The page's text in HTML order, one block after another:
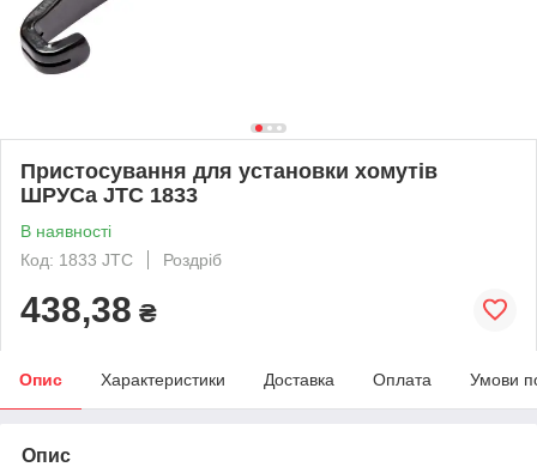
Пристосування для установки хомутів
ШРУСа JTC 1833
В наявності
Код: 1833 JTC
Роздріб
438,38 ₴
Опис Характеристики Доставка Оплата Умови
Опис